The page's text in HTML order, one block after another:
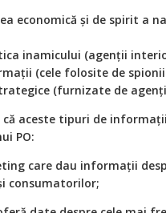
economică și de spirit a
inamicului (agenții
(cele folosite de
(furnizate de
că aceste tipuri de
PO:
care dau informații
consumatorilor;